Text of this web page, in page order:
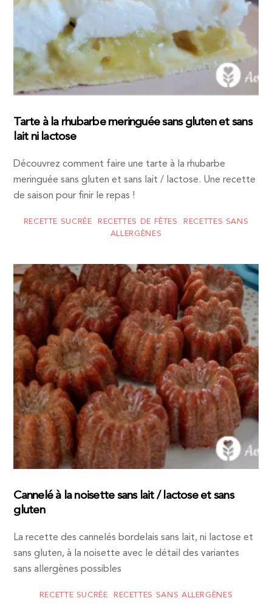
Tarte à la rhubarbe meringuée sans gluten et sans
lait ni lactose
Découvrez comment faire une tarte à la rhubarbe
meringuée sans gluten et sans lait / lactose. Une recette
de saison pour finir le repas !
RECETTE SUCRÉE RECETTES DE FÊTES
RECETTES SANS
ALLERGÈNES
Cannelé à la noisette sans lait / lactose et sans
gluten
La recette des cannelés bordelais sans lait, ni lactose et
sans gluten, à la noisette avec le détail des variantes
sans allergènes possibles
RECETTE SUCRÉE RECETTES SANS ALLERGÈNES